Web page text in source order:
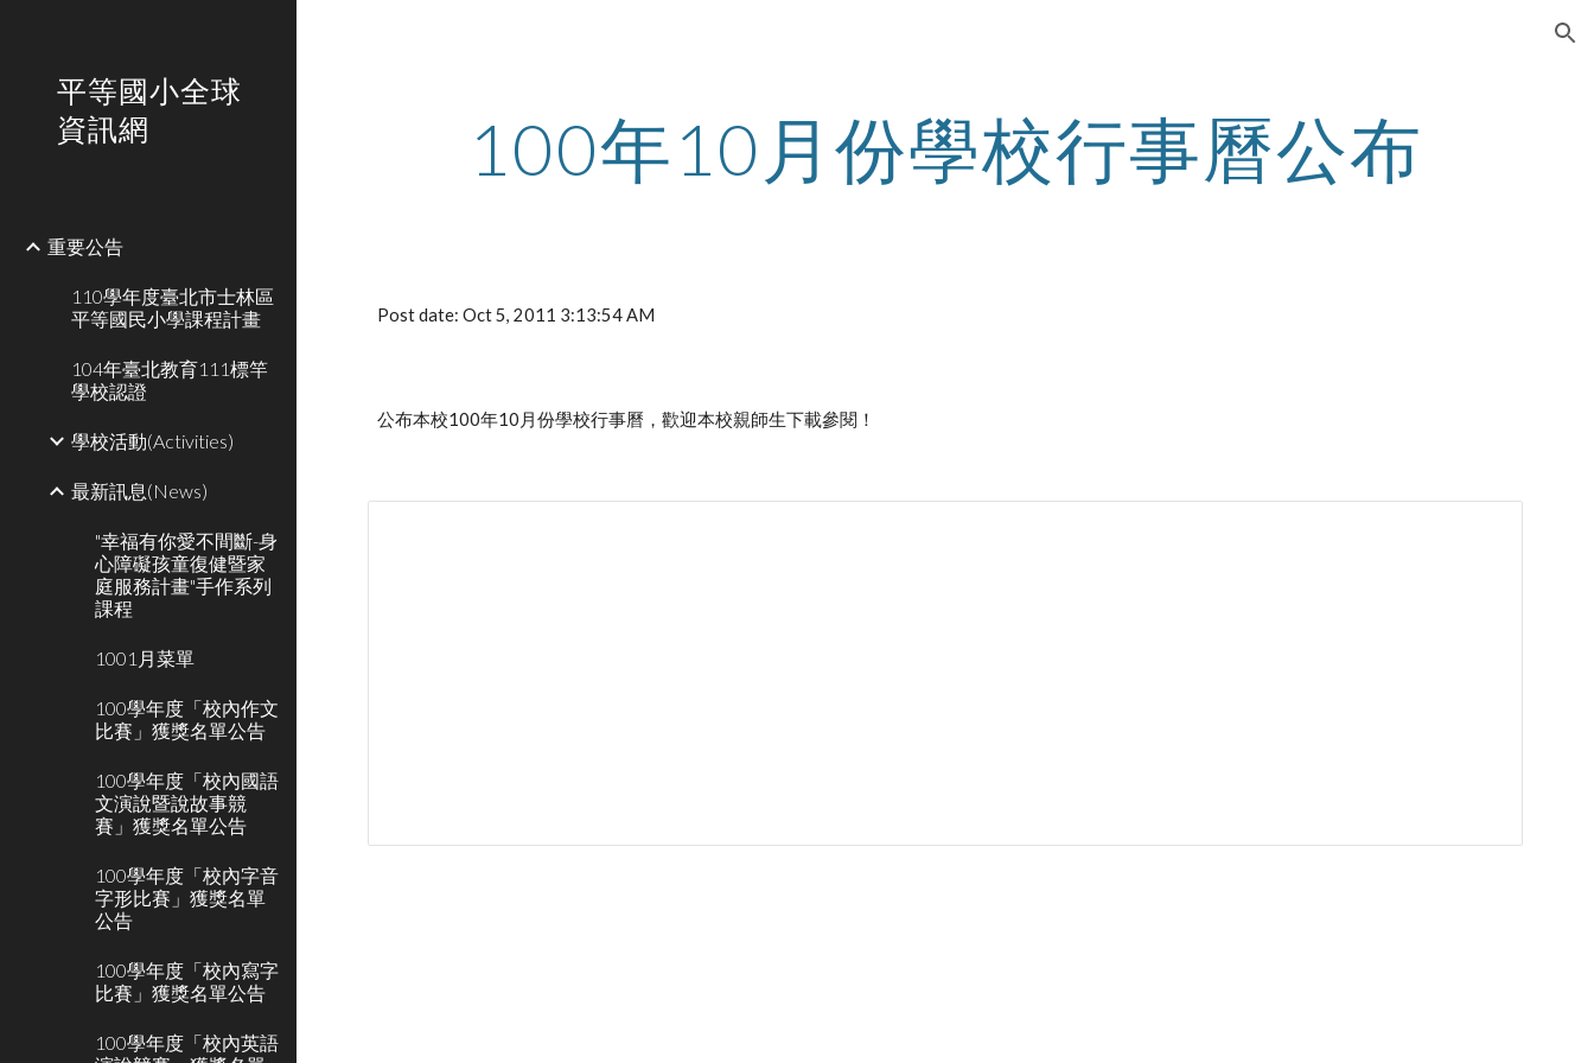
平等國小全球
資訊網
重要公告
110學年度臺北市士林區
平等國民小學課程計畫
104年臺北教育111標竿
學校認證
學校活動(Activities)
最新訊息(News)
"幸福有你愛不間斷-身
心障礙孩童復健暨家
庭服務計畫"手作系列
課程
1001月菜單
100學年度「校內作文
比賽」獲獎名單公告
100學年度「校內國語
文演說暨說故事競
賽」獲獎名單公告
100學年度「校內字音
字形比賽」獲獎名單
公告
100學年度「校內寫字
比賽」獲獎名單公告
100學年度「校內英語
100年10月份學校行事曆公布
Post date: Oct 5, 2011 3:13:54 AM
公布本校100年10月份學校行事曆，歡迎本校親師生下載參閱！